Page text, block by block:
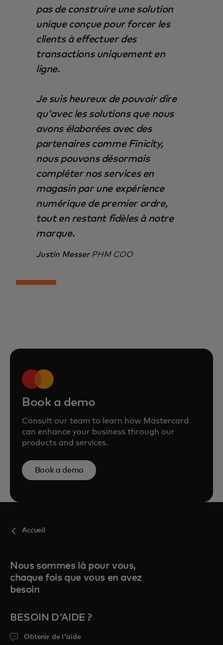
pas de construire une solution
unique conçue pour forcer les
clients à effectuer des
transactions uniquement en
ligne.
Je suis heureux de pouvoir dire
qu'avec les solutions que nous
avons élaborées avec des
partenaires comme Finicity,
nous pouvons désormais
compléter nos services en
magasin par une expérience
numérique de premier ordre,
tout en restant fidèles à notre
marque.
Justin Messer PHM COO
Book a demo
Consult our team to learn how Mastercard
can enhance your business through our
products and services.
Book a demo
Accueil
Nous sommes là pour vous,
chaque fois que vous en avez
besoin
BESOIN D'AIDE ?
Obtenir de l'aide